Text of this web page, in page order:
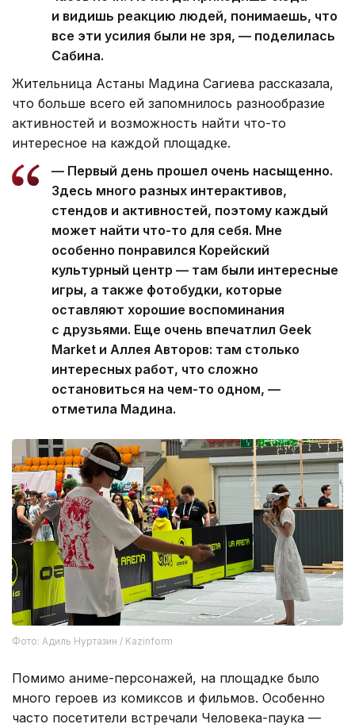
и видишь реакцию людей, понимаешь, что
все эти усилия были не зря, — поделилась
Сабина.
Жительница Астаны Мадина Сагиева рассказала,
что больше всего ей запомнилось разнообразие
активностей и возможность найти что-то
интересное на каждой площадке.
— Первый день прошел очень насыщенно.
Здесь много разных интерактивов,
стендов и активностей, поэтому каждый
может найти что-то для себя. Мне
особенно понравился Корейский
культурный центр — там были интересные
игры, а также фотобудки, которые
оставляют хорошие воспоминания
с друзьями. Еще очень впечатлил Geek
Market и Аллея Авторов: там столько
интересных работ, что сложно
остановиться на чем-то одном, —
отметила Мадина.
Фото: Адиль Нуртазин / Kazinform
Помимо аниме-персонажей, на площадке было
много героев из комиксов и фильмов. Особенно
часто посетители встречали Человека-паука —